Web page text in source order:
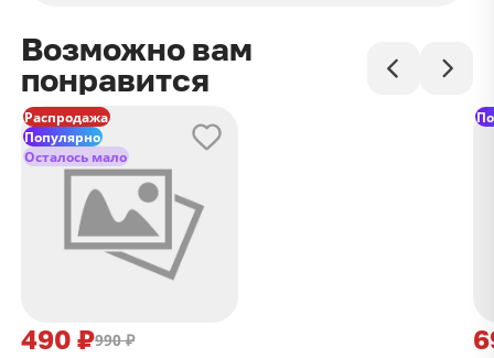
Возможно вам
понравится
Распродажа
Популярно
Осталось мало
490 ₽990 ₽